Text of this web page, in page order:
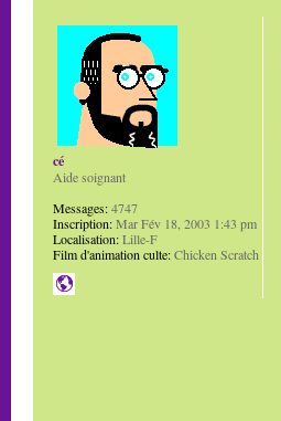
cé
Aide soignant
Messages:4747
Inscription:Mar Fév 18, 2003 1:43 pm
Localisation:Lille-F
Film d'animation culte:Chicken Scratch